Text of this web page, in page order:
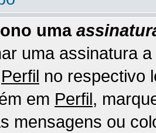
uma
uma assinatura
Perfil no respectivo
em Perfil,
mensagens ou